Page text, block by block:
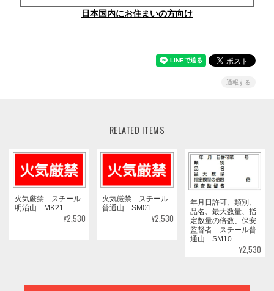
日本国内にお住まいの方向け
通報する
RELATED ITEMS
火気厳禁 スチール
明治山 MK21
¥2,530
火気厳禁 スチール
普通山 SM01
¥2,530
年月日許可、類別、
品名、最大数量、指
定数量の倍数、保安
監督者 スチール普
通山 SM10
¥2,530